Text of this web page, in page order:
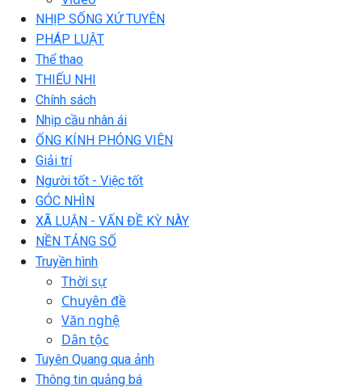
NHỊP SỐNG XỨ TUYÊN
PHÁP LUẬT
Thể thao
THIẾU NHI
Chính sách
Nhịp cầu nhân ái
ỐNG KÍNH PHÓNG VIÊN
Giải trí
Người tốt - Việc tốt
GÓC NHÌN
XÃ LUẬN - VẤN ĐỀ KỲ NÀY
NỀN TẢNG SỐ
Truyền hình
Thời sự
Chuyên đề
Văn nghệ
Dân tộc
Tuyên Quang qua ảnh
Thông tin quảng bá